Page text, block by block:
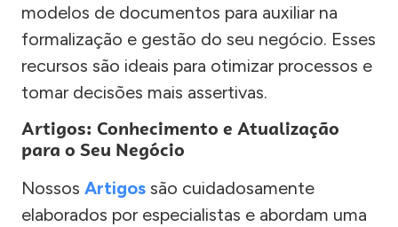
modelos de documentos para auxiliar na
formalização e gestão do seu negócio. Esses
recursos são ideais para otimizar processos e
tomar decisões mais assertivas.
Artigos: Conhecimento e Atualização
para o Seu Negócio
Nossos Artigos são cuidadosamente
elaborados por especialistas e abordam uma